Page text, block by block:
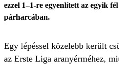
ezzel 1–1-re egyenlített az egyik
párharcában.
Egy lépéssel közelebb került
az Erste Liga aranyérméhez,